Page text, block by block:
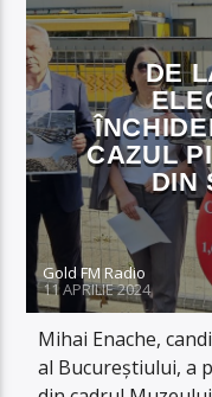
DE
CAZUL
DIN
Gold FM Radio
11 APRILIE 2024
Mihai Enache,
al Bucureștiului, a